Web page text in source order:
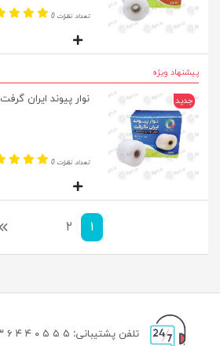
تعداد نظرات 0
پیشنهاد ویژه
جدید نوار پیوند ایران گرفت 1 عددی 5 سانتی
تعداد نظرات 0
۱ ۲ بعدی
تلفن پشتیبانی: ۵ ۵ ۵ ۰ ۴ ۴ ۶ ۳ - ۴ ۴ ۰